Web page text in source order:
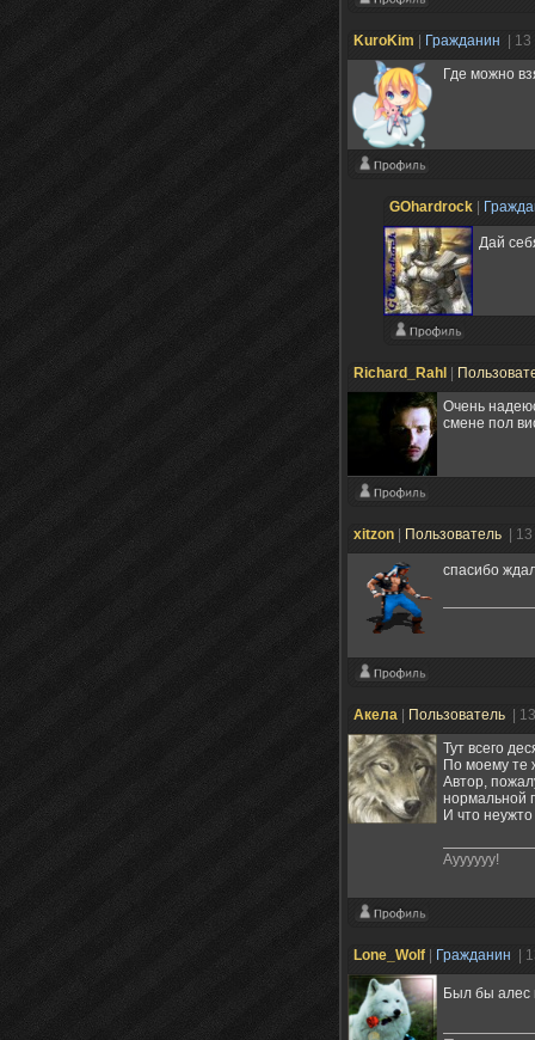
KuroKim Гражданин
|
Где можно
GOhardrock
Дай
Richard_Rahl
Очень
смене пол
xitzon Пользователь |
спасибо
Акела Пользователь
|
Тут всего
По моему те
Автор,
нормальной
И что
Ауууууу!
Lone_Wolf Гражданин |
Был бы алес